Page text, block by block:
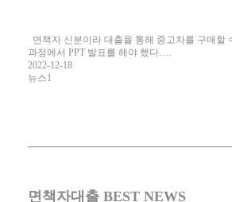
면책자 신분이라 대출을 통해 중고차를 구매할
과정에서 PPT 발표를 해야 했다….
2022-12-18
뉴스1
면책자대출 BEST NEWS